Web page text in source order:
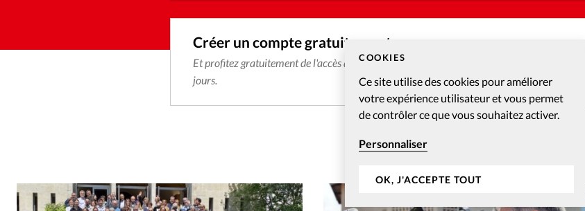
COOKIES
Ce site utilise des cookies pour améliorer
votre expérience utilisateur et vous permet
de contrôler ce que vous souhaitez activer.
Personnaliser
OK, J'ACCEPTE TOUT
Créer un compte gratuitement
Et profitez gratuitement de l'accès aux articles web réservés aux abonnés pendant 14
jours.